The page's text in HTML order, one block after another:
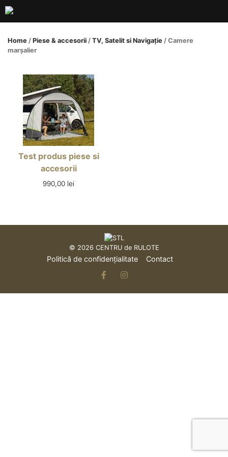
Skip
Home / Piese & accesorii / TV, Satelit si Navigație / Camere
marșalier
Test produs piese si
accesorii
990,00 lei
© 2026 CENTRU de RULOTE
Politică de confidențialitate Contact